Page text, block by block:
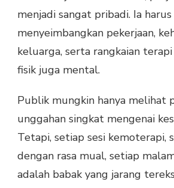
menjadi sangat pribadi. Ia harus
menyeimbangkan pekerjaan,
keluarga, serta rangkaian
fisik juga mental.
Publik mungkin hanya melihat
unggahan singkat mengenai
Tetapi, setiap sesi kemoterapi,
dengan rasa mual, setiap
adalah babak yang jarang